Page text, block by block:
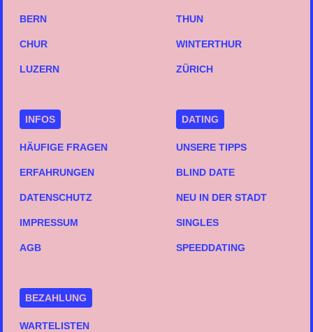
BERN
CHUR
LUZERN
THUN
WINTERTHUR
ZÜRICH
INFOS
HÄUFIGE FRAGEN
ERFAHRUNGEN
DATENSCHUTZ
IMPRESSUM
AGB
DATING
UNSERE TIPPS
BLIND DATE
NEU IN DER STADT
SINGLES
SPEEDDATING
BEZAHLUNG
WARTELISTEN